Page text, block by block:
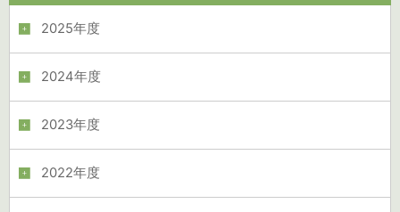
2025年度
2024年度
2023年度
2022年度